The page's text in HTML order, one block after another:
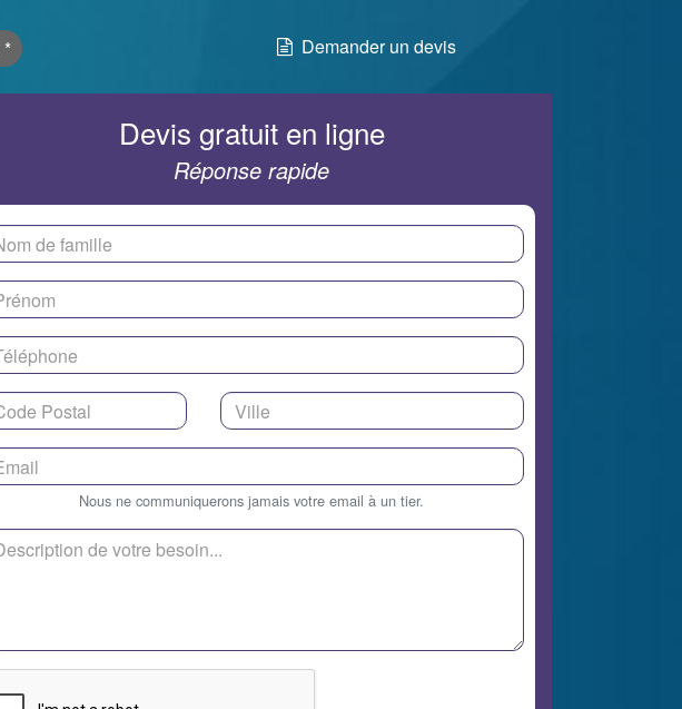
* Demander un devis
Devis gratuit en ligne
Réponse rapide
Nous ne communiquerons jamais votre email à un tier.